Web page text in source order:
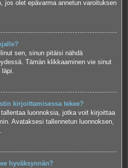
jos olet epävarma annetun varoituksen
sen, sinun pitäisi nähdä
Tämän klikkaaminen vie sinut
läpi.
kirjoittamisessa tekee?
luonnoksia, jotka voit kirjoittaa
Avataksesi tallennetun luonnoksen,
hyväksynnän?